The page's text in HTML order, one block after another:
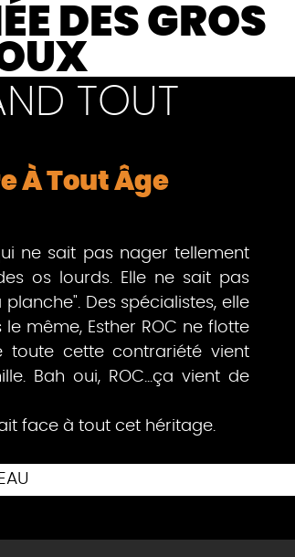
DES GROS
TOUT
À Tout Âge
ne sait pas nager tellement
os lourds. Elle ne sait pas
Des spécialistes, elle
même, Esther ROC ne flotte
toute cette contrariété vient
Bah oui, ROC...ça vient de
face à tout cet héritage.